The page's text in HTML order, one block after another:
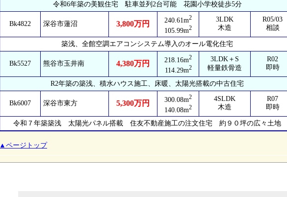
令和6年築の美観住宅 駐車並列2台可能 花園小学校徒歩5分
Bk4822 深谷市蓮沼 3,800万円 240.61m2
105.99m2
3LDK
木造
R05/03
相談
築浅、全館空調エアコンシステム導入のオール電化住宅
Bk5527 熊谷市玉井南 4,380万円 218.16m2
114.29m2
3LDK＋S
軽量鉄骨造
R02
即時
R2年築の築浅、積水ハウス施工、床暖、太陽光搭載の中古住宅
Bk6007 深谷市東方 5,300万円 300.08m2
140.08m2
4SLDK
木造
R07
即時
令和７年築築浅 太陽光パネル搭載 住友不動産施工の注文住宅 約９０坪の広々土地
▲ページトップ